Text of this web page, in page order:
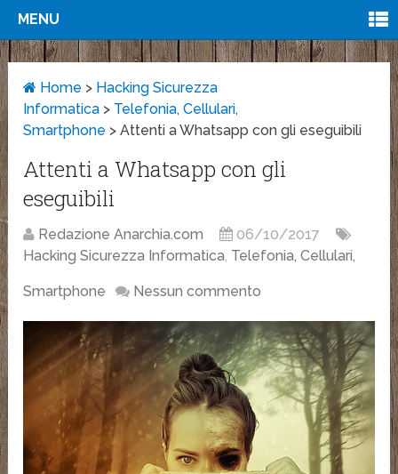
MENU
Home > Hacking Sicurezza
Informatica > Telefonia, Cellulari,
Smartphone >Attenti a Whatsapp con gli eseguibili
Attenti a Whatsapp con gli
eseguibili
Redazione Anarchia.com
06/10/2017
Hacking Sicurezza Informatica, Telefonia, Cellulari,
Smartphone Nessun commento